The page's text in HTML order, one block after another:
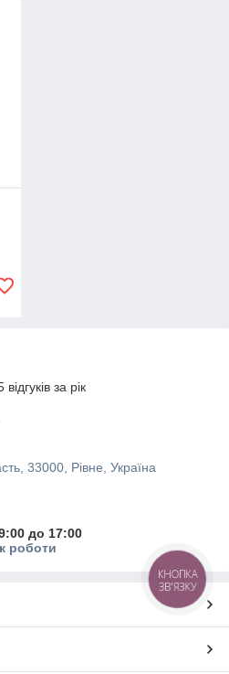
за рік
33000, Рівне, Україна
до 17:00
роботи
КНОПКА
ЗВ'ЯЗКУ